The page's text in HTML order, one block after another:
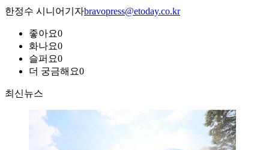
한정수 시니어기자bravopress@etoday.co.kr
좋아요0
화나요0
슬퍼요0
더 궁금해요0
최신뉴스